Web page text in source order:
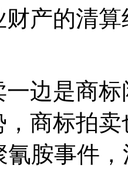
财产的清
一边是商
商标拍
氰胺事件